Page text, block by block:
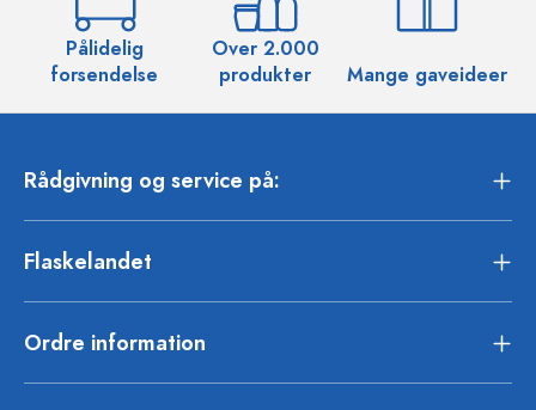
Pålidelig
forsendelse
Over 2.000
produkter
Mange gaveideer
Rådgivning og service på:
Flaskelandet
Ordre information